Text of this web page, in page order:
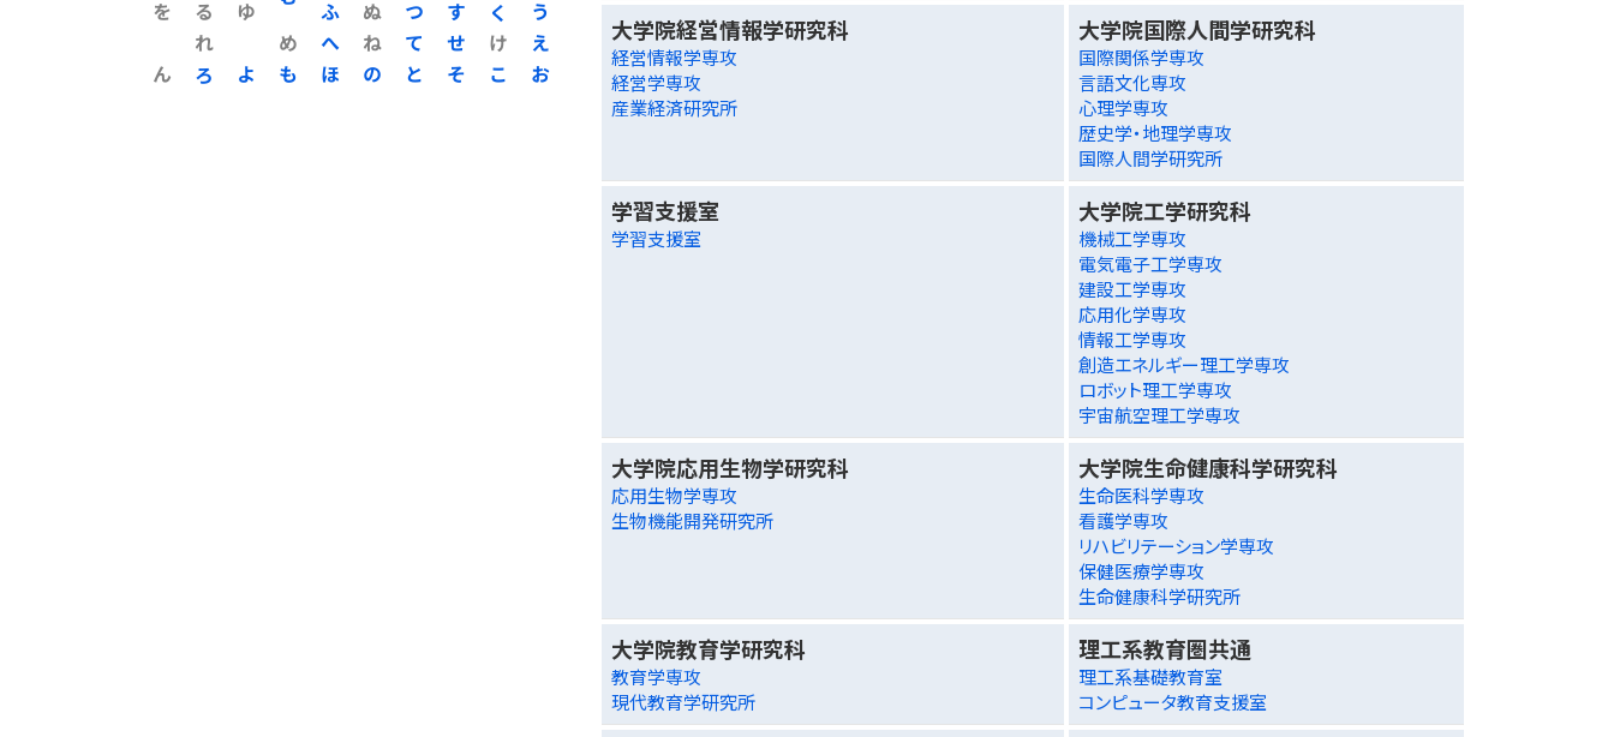
う
え
お
く
け
こ
す
せ
そ
つ
て
と
ぬ
ね
の
ふ
へ
ほ
む
め
も
ゆ
よ
る
れ
ろ
を
ん
大学院経営情報学研究科
経営情報学専攻
経営学専攻
産業経済研究所
大学院国際人間学研究科
国際関係学専攻
言語文化専攻
心理学専攻
歴史学・地理学専攻
国際人間学研究所
学習支援室
学習支援室
大学院工学研究科
機械工学専攻
電気電子工学専攻
建設工学専攻
応用化学専攻
情報工学専攻
創造エネルギー理工学専攻
ロボット理工学専攻
宇宙航空理工学専攻
大学院応用生物学研究科
応用生物学専攻
生物機能開発研究所
大学院生命健康科学研究科
生命医科学専攻
看護学専攻
リハビリテーション学専攻
保健医療学専攻
生命健康科学研究所
大学院教育学研究科
教育学専攻
現代教育学研究所
理工系教育圏共通
理工系基礎教育室
コンピュータ教育支援室